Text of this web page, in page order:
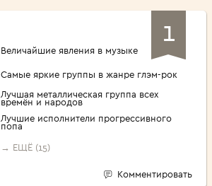
1
Величайшие явления в музыке
Самые яркие группы в жанре глэм-рок
Лучшая металлическая группа всех
времён и народов
Лучшие исполнители прогрессивного
попа
→ ЕЩЁ (15)
Комментировать